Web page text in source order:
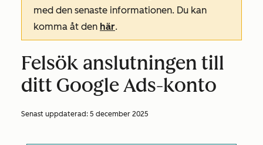
med den senaste informationen. Du kan
komma åt den här.
Felsök anslutningen till
ditt Google Ads-konto
Senast uppdaterad: 5 december 2025